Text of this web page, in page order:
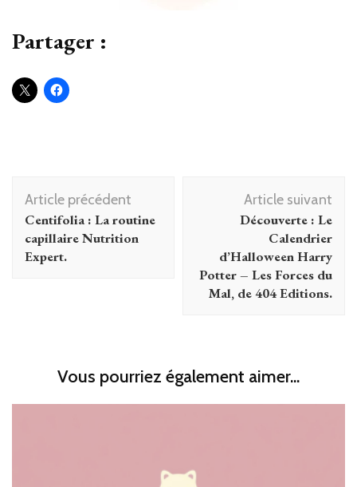
Partager :
Navigation
d'article
Article précédent
Centifolia : La routine
capillaire Nutrition
Expert.
Article suivant
Découverte : Le
Calendrier
d’Halloween Harry
Potter – Les Forces du
Mal, de 404 Editions.
Vous pourriez également aimer...